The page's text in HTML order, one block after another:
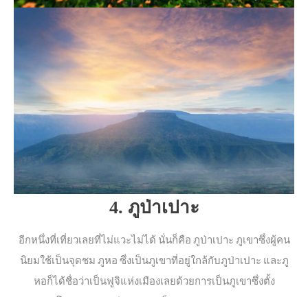
4. ภูป่าเปาะ
อีกหนึ่งที่เที่ยวเลยที่ไม่แวะไม่ได้ นั่นก็คือ ภูป่าเปาะ ภูเขาซึ่งผู้คน
นิยมใช้เป็นจุดชม ภูหอ ซึ่งเป็นภูเขาที่อยู่ใกล้กับภูป่าเปาะ และภู
หอก็ได้ชื่อว่าเป็นฟูจิแห่งเมืองเลยด้วยการเป็นภูเขาซึ่งตั้ง